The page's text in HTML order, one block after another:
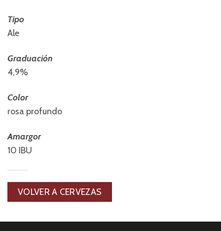
Tipo
Ale
Graduación
4,9%
Color
rosa profundo
Amargor
10 IBU
VOLVER A CERVEZAS